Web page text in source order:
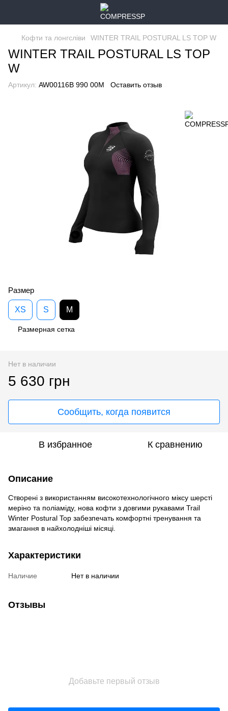
Кофти та лонгсліви WINTER TRAIL POSTURAL LS TOP W
WINTER TRAIL POSTURAL LS TOP
W
Артикул: AW00116B 990 00M Оставить отзыв
Размер
XS S M
Размерная сетка
Нет в наличии
5 630 грн
Сообщить, когда появится
В избранное К сравнению
Описание
Створені з використанням високотехнологічного міксу шерсті
меріно та поліаміду, нова кофти з довгими рукавами Trail
Winter Postural Top забезпечать комфортні тренування та
змагання в найхолодніші місяці.
Характеристики
Наличие Нет в наличии
Отзывы
Добавьте первый отзыв